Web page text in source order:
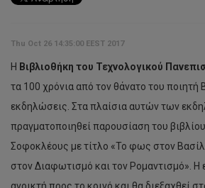
Thu Oct 26 14:35:00 EEST 2017
Η Βιβλιοθήκη του Τεχνολογικού
τα 100 χρόνια από τον θάνατο του ποιητή
εκδηλώσεις. Στα πλαίσια αυτών των
πραγματοποιηθεί παρουσίαση του
Σοφοκλέους με τίτλο «Το φως στον
στον Διαφωτισμό και τον Ρομαντισμό». Η